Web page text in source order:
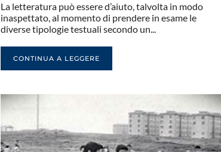
La letteratura può essere d’aiuto, talvolta in modo
inaspettato, al momento di prendere in esame le
diverse tipologie testuali secondo un...
CONTINUA A LEGGERE